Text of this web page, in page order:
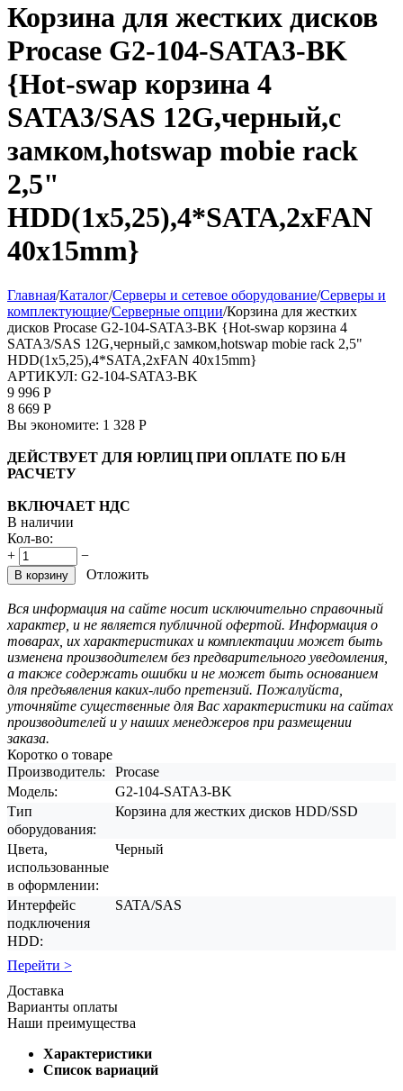
Корзина для жестких дисков
Procase G2-104-SATA3-BK
{Hot-swap корзина 4
SATA3/SAS 12G,черный,с
замком,hotswap mobie rack
2,5"
HDD(1x5,25),4*SATA,2xFAN
40x15mm}
Главная/Каталог/Серверы и сетевое оборудование/Серверы и
комплектующие/Серверные опции/Корзина для жестких
дисков Procase G2-104-SATA3-BK {Hot-swap корзина 4
SATA3/SAS 12G,черный,с замком,hotswap mobie rack 2,5"
HDD(1x5,25),4*SATA,2xFAN 40x15mm}
АРТИКУЛ: G2-104-SATA3-BK
9 996 Р
8 669 Р
Вы экономите: 1 328 Р
ДЕЙСТВУЕТ ДЛЯ ЮРЛИЦ ПРИ ОПЛАТЕ ПО Б/Н
РАСЧЕТУ
ВКЛЮЧАЕТ НДС
В наличии
Кол-во:
+
−
В корзину Отложить
Вся информация на сайте носит исключительно справочный
характер, и не является публичной офертой. Информация о
товарах, их характеристиках и комплектации может быть
изменена производителем без предварительного уведомления,
а также содержать ошибки и не может быть основанием
для предъявления каких-либо претензий. Пожалуйста,
уточняйте существенные для Вас характеристики на сайтах
производителей и у наших менеджеров при размещении
заказа.
Коротко о товаре
Производитель:
Procase
Модель:
G2-104-SATA3-BK
Тип
оборудования:
Корзина для жестких дисков HDD/SSD
Цвета,
использованные
в оформлении:
Черный
Интерфейс
подключения
HDD:
SATA/SAS
Перейти >
Доставка
Варианты оплаты
Наши преимущества
Характеристики
Список вариаций